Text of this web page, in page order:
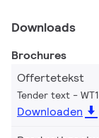
Downloads
Brochures
Offertetekst
Tender text -
Downloaden